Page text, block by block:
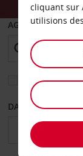
AGENCE DE
DATE DE DÉPART
cliquant sur
utilisions